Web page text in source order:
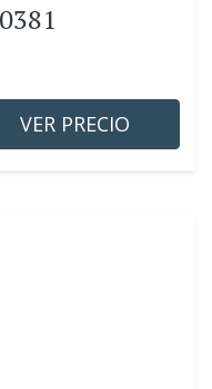
VER PRECIO